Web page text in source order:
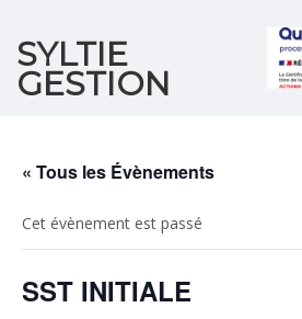
SYLTIE
GESTION
« Tous les Évènements
Cet évènement est passé
SST INITIALE